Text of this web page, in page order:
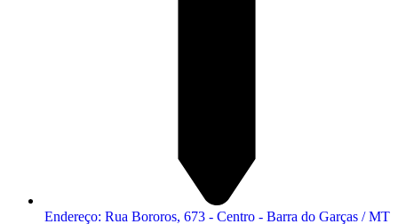
Endereço: Rua Bororos, 673 - Centro - Barra do Garças / MT